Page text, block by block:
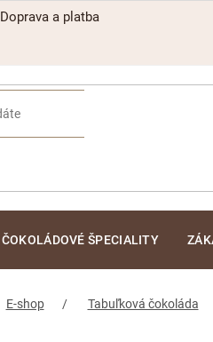
Doprava a platba
ČOKOLÁDOVÉ ŠPECIALITY
E-shop Tabuľková čokoláda